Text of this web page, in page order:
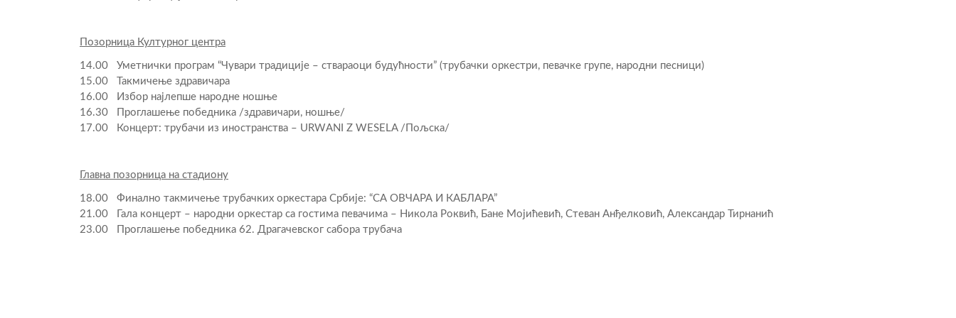
Позорница Културног центра
14.00 Уметнички програм “Чувари традиције – ствараоци будућности” (трубачки оркестри, певачке групе, народни песници)
15.00 Такмичење здравичара
16.00 Избор најлепше народне ношње
16.30 Проглашење победника /здравичари, ношње/
17.00 Концерт: трубачи из иностранства – URWАNI Z WЕSELA /Пољска/
Главна позорница на стадиону
18.00 Финално такмичење трубачких оркестара Србије: “СА ОВЧАРА И КАБЛАРА”
21.00 Гала концерт – народни оркестар са гостима певачима – Никола Роквић, Бане Мојићевић, Стеван Анђелковић, Александар Тирнанић
23.00 Проглашење победника 62. Драгачевског сабора трубача